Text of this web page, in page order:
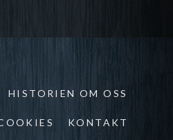
HISTORIEN OM OSS
KONTAKT